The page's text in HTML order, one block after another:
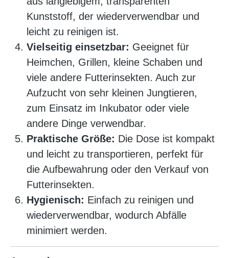
Kunststoff, der wiederverwendbar und
leicht zu reinigen ist.
Vielseitig einsetzbar: Geeignet für
Heimchen, Grillen, kleine Schaben und
viele andere Futterinsekten. Auch zur
Aufzucht von sehr kleinen Jungtieren,
zum Einsatz im Inkubator oder viele
andere Dinge verwendbar.
Praktische Größe: Die Dose ist kompakt
und leicht zu transportieren, perfekt für
die Aufbewahrung oder den Verkauf von
Futterinsekten.
Hygienisch: Einfach zu reinigen und
wiederverwendbar, wodurch Abfälle
minimiert werden.